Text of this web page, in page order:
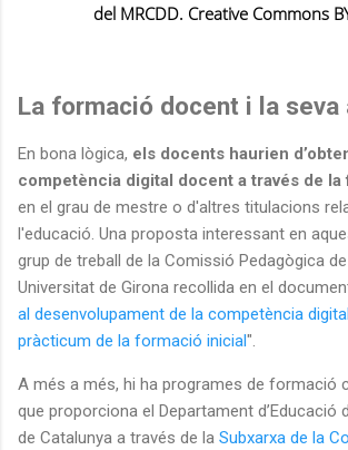
del MRCDD. Creative Commons
La formació docent i la
En bona lògica, els docents haurien
competència digital docent a través de
en el grau de mestre o d'altres titulacions
l'educació. Una proposta interessant en
grup de treball de la Comissió Pedagògica
Universitat de Girona recollida en el
al desenvolupament de la competència
pràcticum de la formació inicial".
A més a més, hi ha programes de formació
que proporciona el Departament d’Educació
de Catalunya a través de la Subxarxa de la